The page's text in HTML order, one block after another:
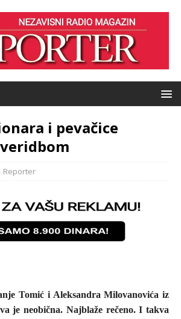
i pevačice
Reporter
Tomić i Aleksandra Milovanovića iz
je neobična. Najblaže rečeno. I takva